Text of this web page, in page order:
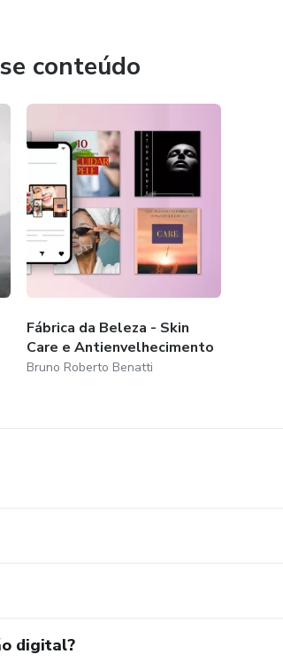
conteúdo
Fábrica da Beleza - Skin
Care e Antienvelhecimento
Bruno Roberto Benatti
digital?